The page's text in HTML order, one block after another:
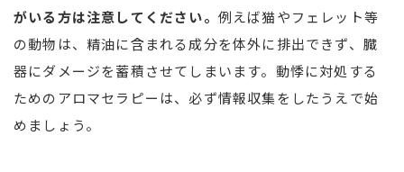
がいる方は注意してください。 例えば猫やフェレット等
の動物は、精油に含まれる成分を体外に排出できず、臓
器にダメージを蓄積させてしまいます。動悸に対処する
ためのアロマセラピーは、必ず情報収集をしたうえで始
めましょう。